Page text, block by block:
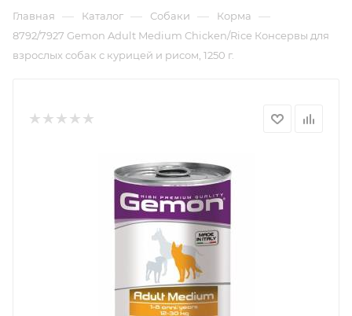
Главная — Каталог — Собаки — Корма —
8792/7927 Gemon Adult Medium Chicken/Rice Консервы для
взрослых собак с курицей и рисом, 1250 г.